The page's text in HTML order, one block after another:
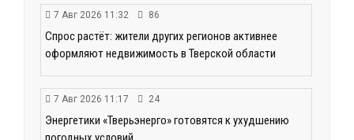
7 Авг 2026 11:32 86
Спрос растёт: жители других регионов активнее
оформляют недвижимость в Тверской области
7 Авг 2026 11:17 24
Энергетики «Тверьэнерго» готовятся к ухудшению